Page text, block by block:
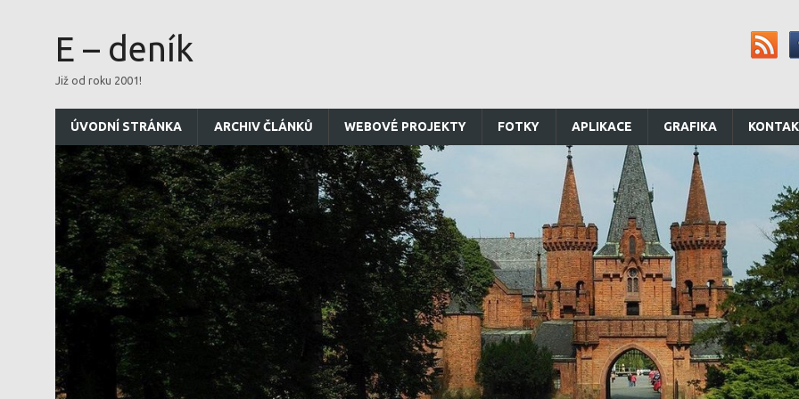
E – deník
Již od roku 2001!
ÚVODNÍ STRÁNKA ARCHIV ČLÁNKŮ WEBOVÉ PROJEKTY FOTKY APLIKACE GRAFIKA